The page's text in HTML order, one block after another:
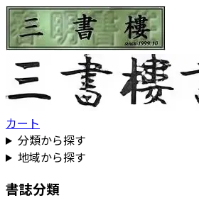
カート
分類から探す
地域から探す
書誌分類